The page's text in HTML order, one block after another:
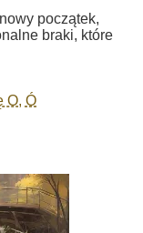
początek,
braki, które
O, Ó